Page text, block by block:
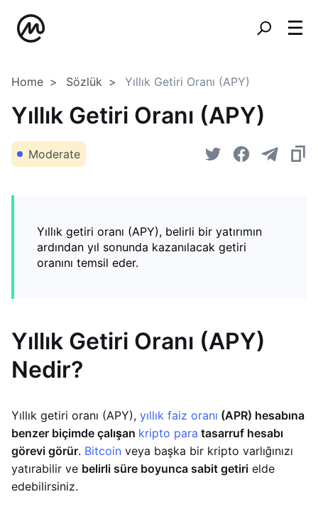
Home Sözlük Yıllık Getiri Oranı (APY)
Yıllık Getiri Oranı (APY)
Moderate
Yıllık getiri oranı (APY), belirli bir yatırımın
ardından yıl sonunda kazanılacak getiri
oranını temsil eder.
Yıllık Getiri Oranı (APY)
Nedir?
Yıllık getiri oranı (APY), yıllık faiz oranı (APR) hesabına
benzer biçimde çalışan kripto para tasarruf hesabı
görevi görür. Bitcoin veya başka bir kripto varlığınızı
yatırabilir ve belirli süre boyunca sabit getiri elde
edebilirsiniz.